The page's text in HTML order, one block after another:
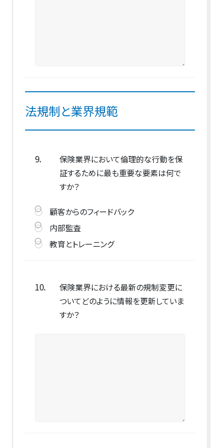
法規制と業界規範
9.
保険業界において倫理的な行動を保
証するために最も重要な要素は何で
すか？
顧客からのフィードバック
内部監査
教育とトレーニング
10.
保険業界における最新の規制変更に
ついてどのように情報を更新していま
すか？